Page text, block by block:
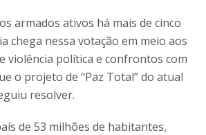
armados ativos há mais de cinco
chega nessa votação em meio aos
violência política e confrontos com
o projeto de “Paz Total” do atual
resolver.
de 53 milhões de habitantes,